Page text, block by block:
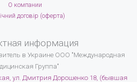
О компании
договір (оферта)
информация
в Украине ООО "Международная
Группа"
ул. Дмитрия Дорошенко 18, (бывшая